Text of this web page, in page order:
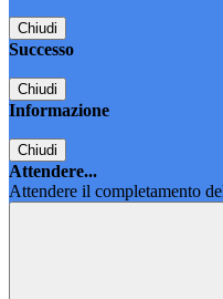
Chiudi
Successo
Chiudi
Informazione
Chiudi
Attendere...
Attendere il completamento